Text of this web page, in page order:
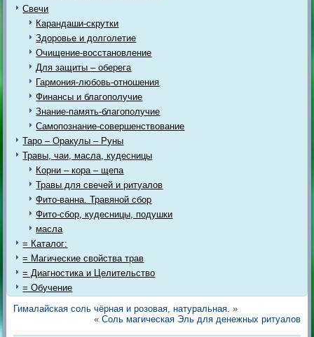
Свечи
Карандаши-скрутки
Здоровье и долголетие
Очищение-восстановление
Для защиты – оберега
Гармония-любовь-отношения
Финансы и благополучие
Знание-память-благополучие
Самопознание-совершенствование
Таро – Оракулы – Руны
Травы, чаи, масла, кудесницы
Корни – кора – щепа
Травы для свечей и ритуалов
Фито-ванна. Травяной сбор
Фито-сбор, кудесницы, подушки
масла
= Каталог:
= Магические свойства трав
= Диагностика и Целительство
= Обучение
Гималайская соль чёрная и розовая, натуральная. »
« Соль магическая Эль для денежных ритуалов